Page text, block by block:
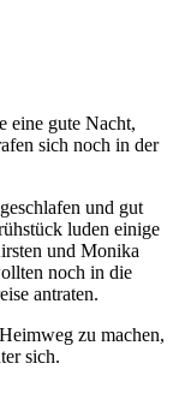
eine gute Nacht,
sich noch in der
und gut
luden einige
und Monika
noch in die
antraten.
zu machen,
sich.